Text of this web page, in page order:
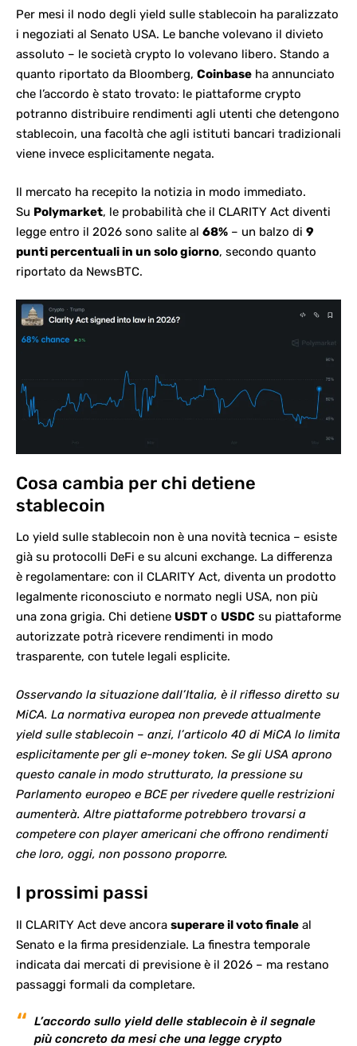
Per mesi il nodo degli yield sulle stablecoin ha paralizzato
i negoziati al Senato USA. Le banche volevano il divieto
assoluto – le società crypto lo volevano libero. Stando a
quanto riportato da Bloomberg, Coinbase ha annunciato
che l’accordo è stato trovato: le piattaforme crypto
potranno distribuire rendimenti agli utenti che detengono
stablecoin, una facoltà che agli istituti bancari tradizionali
viene invece esplicitamente negata.
Il mercato ha recepito la notizia in modo immediato.
Su Polymarket, le probabilità che il CLARITY Act diventi
legge entro il 2026 sono salite al 68% – un balzo di 9
punti percentuali in un solo giorno, secondo quanto
riportato da NewsBTC.
Cosa cambia per chi detiene
stablecoin
Lo yield sulle stablecoin non è una novità tecnica – esiste
già su protocolli DeFi e su alcuni exchange. La differenza
è regolamentare: con il CLARITY Act, diventa un prodotto
legalmente riconosciuto e normato negli USA, non più
una zona grigia. Chi detiene USDTo USDC su piattaforme
autorizzate potrà ricevere rendimenti in modo
trasparente, con tutele legali esplicite.
Osservando la situazione dall’Italia, è il riflesso diretto su
MiCA. La normativa europea non prevede attualmente
yield sulle stablecoin – anzi, l’articolo 40 di MiCA lo limita
esplicitamente per gli e-money token. Se gli USA aprono
questo canale in modo strutturato, la pressione su
Parlamento europeo e BCE per rivedere quelle restrizioni
aumenterà. Altre piattaforme potrebbero trovarsi a
competere con player americani che offrono rendimenti
che loro, oggi, non possono proporre.
I prossimi passi
Il CLARITY Act deve ancora superare il voto finale al
Senato e la firma presidenziale. La finestra temporale
indicata dai mercati di previsione è il 2026 – ma restano
passaggi formali da completare.
L’accordo sullo yield delle stablecoin è il segnale
più concreto da mesi che una legge crypto